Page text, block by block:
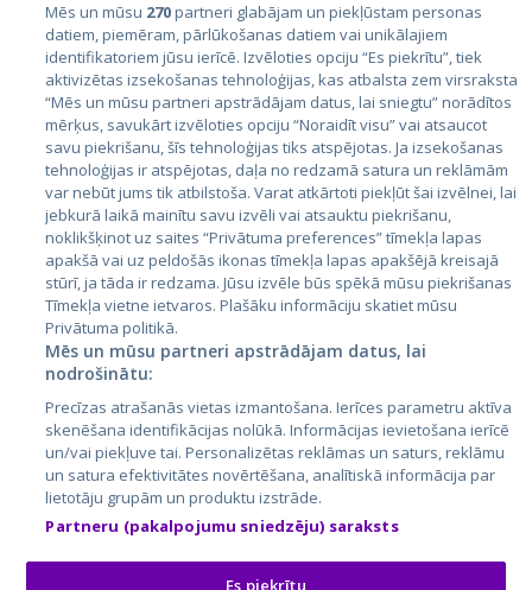
Valstis
Igaunija
Latvija
Lietuva
City24.lv
City24.ee
GetaPro.lv
GetaPro.ee
Skelbiu.lt
Autoplius.lt
Aruodas.lt
CVbankas.lt
Kainos.lt
Paslaugos.lt
auto24.ee
Osta.ee
KuldneBörs.ee
Mēs un mūsu 270partneri glabājam un piekļūstam personas
datiem, piemēram, pārlūkošanas datiem vai unikālajiem
identifikatoriem jūsu ierīcē. Izvēloties opciju “Es piekrītu”, tiek
aktivizētas izsekošanas tehnoloģijas, kas atbalsta zem virsraksta
“Mēs un mūsu partneri apstrādājam datus, lai sniegtu” norādītos
mērķus, savukārt izvēloties opciju “Noraidīt visu” vai atsaucot
savu piekrišanu, šīs tehnoloģijas tiks atspējotas. Ja izsekošanas
tehnoloģijas ir atspējotas, daļa no redzamā satura un reklāmām
var nebūt jums tik atbilstoša. Varat atkārtoti piekļūt šai izvēlnei, lai
jebkurā laikā mainītu savu izvēli vai atsauktu piekrišanu,
noklikšķinot uz saites “Privātuma preferences” tīmekļa lapas
apakšā vai uz peldošās ikonas tīmekļa lapas apakšējā kreisajā
stūrī, ja tāda ir redzama. Jūsu izvēle būs spēkā mūsu piekrišanas
Tīmekļa vietne ietvaros. Plašāku informāciju skatiet mūsu
Privātuma politikā.
Mēs un mūsu partneri apstrādājam datus, lai
nodrošinātu:
Precīzas atrašanās vietas izmantošana. Ierīces parametru aktīva
skenēšana identifikācijas nolūkā. Informācijas ievietošana ierīcē
un/vai piekļuve tai. Personalizētas reklāmas un saturs, reklāmu
un satura efektivitātes novērtēšana, analītiskā informācija par
lietotāju grupām un produktu izstrāde.
Partneru (pakalpojumu sniedzēju) saraksts
Es piekrītu